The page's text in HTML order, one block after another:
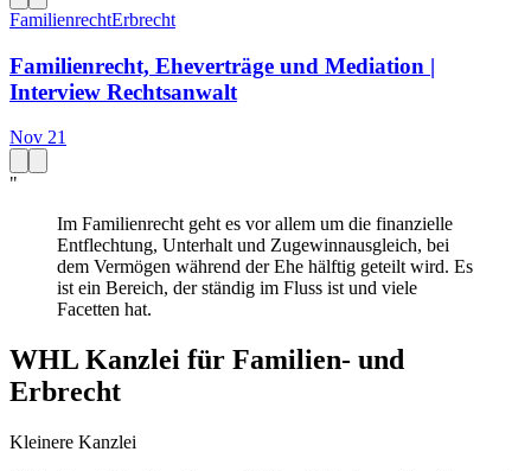
FamilienrechtErbrecht
Familienrecht, Eheverträge und Mediation |
Interview Rechtsanwalt
Nov 21
"
Im Familienrecht geht es vor allem um die finanzielle
Entflechtung, Unterhalt und Zugewinnausgleich, bei
dem Vermögen während der Ehe hälftig geteilt wird. Es
ist ein Bereich, der ständig im Fluss ist und viele
Facetten hat.
WHL Kanzlei für Familien- und
Erbrecht
Kleinere Kanzlei